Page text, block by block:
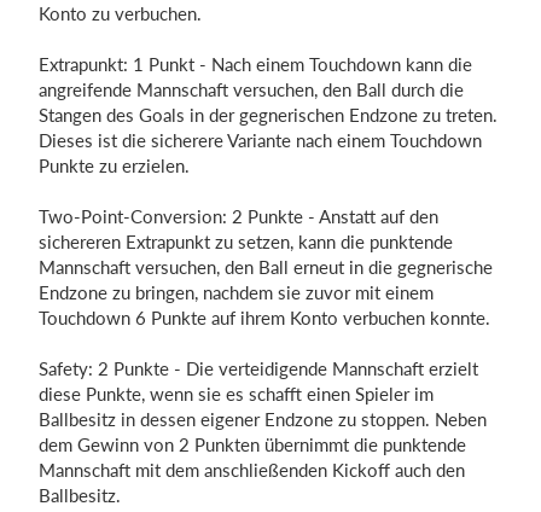
Konto zu verbuchen.
Extrapunkt: 1 Punkt - Nach einem Touchdown kann die
angreifende Mannschaft versuchen, den Ball durch die
Stangen des Goals in der gegnerischen Endzone zu treten.
Dieses ist die sicherere Variante nach einem Touchdown
Punkte zu erzielen.
Two-Point-Conversion: 2 Punkte - Anstatt auf den
sichereren Extrapunkt zu setzen, kann die punktende
Mannschaft versuchen, den Ball erneut in die gegnerische
Endzone zu bringen, nachdem sie zuvor mit einem
Touchdown 6 Punkte auf ihrem Konto verbuchen konnte.
Safety: 2 Punkte - Die verteidigende Mannschaft erzielt
diese Punkte, wenn sie es schafft einen Spieler im
Ballbesitz in dessen eigener Endzone zu stoppen. Neben
dem Gewinn von 2 Punkten übernimmt die punktende
Mannschaft mit dem anschließenden Kickoff auch den
Ballbesitz.